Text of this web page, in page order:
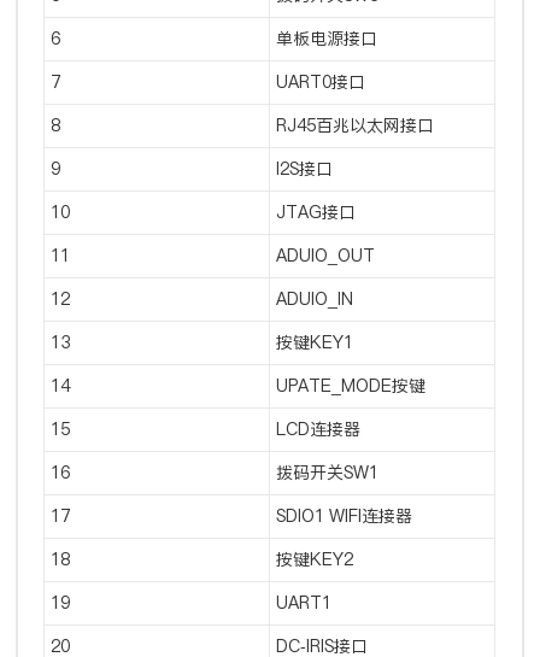
6 单板电源接口
7 UART0接口
8 RJ45百兆以太网接口
9 I2S接口
10 JTAG接口
11 ADUIO_OUT
12 ADUIO_IN
13 按键KEY1
14 UPATE_MODE按键
15 LCD连接器
16 拨码开关SW1
17 SDIO1 WIFI连接器
18 按键KEY2
19 UART1
20 DC-IRIS接口